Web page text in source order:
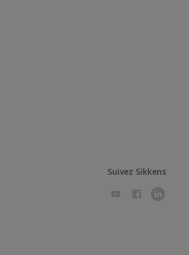
Suivez Sikkens